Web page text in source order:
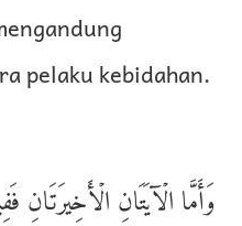
pelaku kebidahan.
وَأَمَّا الۡآيَتَانِ الۡأَخِيرَتَانِ